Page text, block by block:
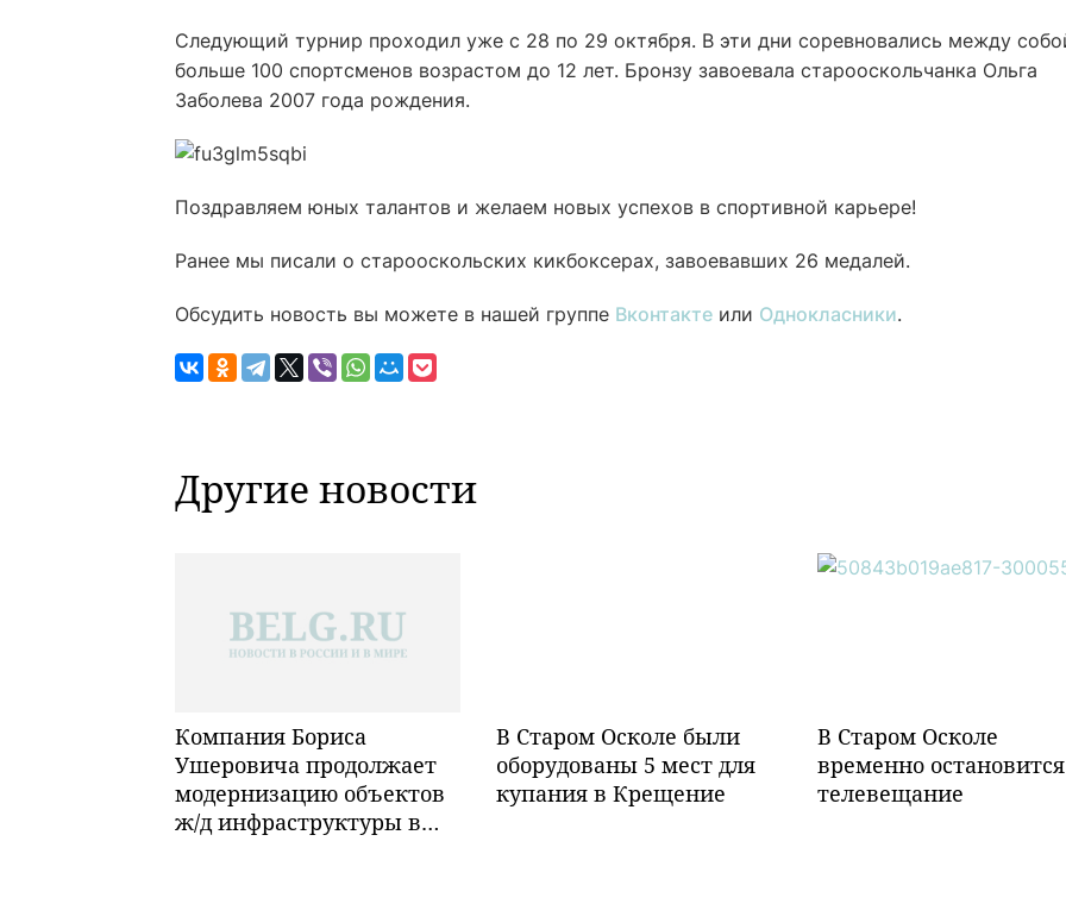
Следующий турнир проходил уже с 28 по 29 октября. В эти дни соревновались между
больше 100 спортсменов возрастом до 12 лет. Бронзу завоевала старооскольчанка Ольга
Заболева 2007 года рождения.
Поздравляем юных талантов и желаем новых успехов в спортивной карьере!
Ранее мы писали о старооскольских кикбоксерах, завоевавших 26 медалей.
Обсудить новость вы можете в нашей группе Вконтакте или Однокласники.
Другие новости
Компания Бориса
Ушеровича продолжает
модернизацию объектов
ж/д инфраструктуры в
В Старом Осколе были
оборудованы 5 мест для
купания в Крещение
В Старом Осколе
временно остановится
телевещание